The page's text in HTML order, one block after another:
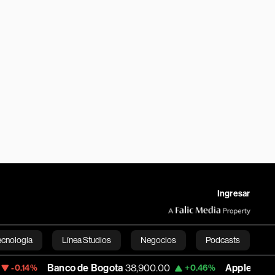
Ingresar
Línea Studios Negocios Podcasts
English
Banco de Bogota 38,900.00 +0.46% Apple 313.305